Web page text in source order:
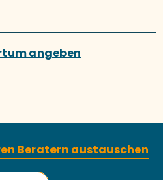
angeben
Beratern austauschen